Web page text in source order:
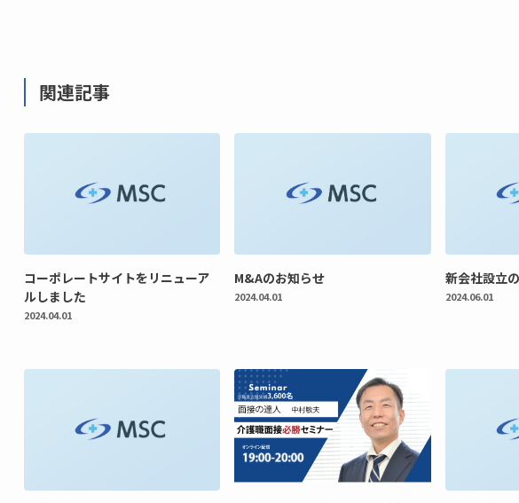
関連記事
コーポレートサイトをリニューア
ルしました
2024.04.01
M&Aのお知らせ
2024.04.01
新会社設立
2024.06.01